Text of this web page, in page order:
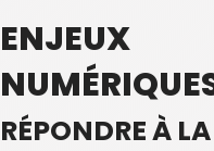
ENJEUX
RÉPONDRE À